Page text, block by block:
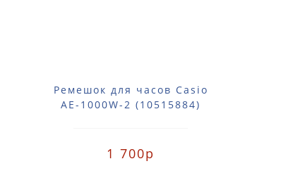
Ремешок для часов Casio
AE-1000W-2 (10515884)
1 700р